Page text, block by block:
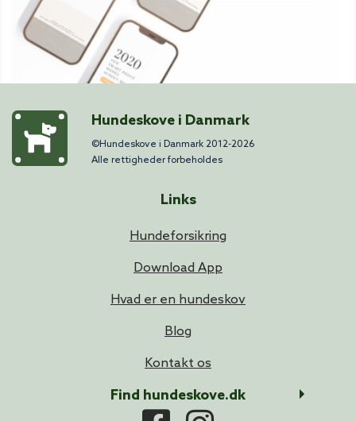
Hundeskove i Danmark
©Hundeskove i Danmark 2012-2026
Alle rettigheder forbeholdes
Links
Hundeforsikring
Download App
Hvad er en hundeskov
Blog
Kontakt os
Find hundeskove.dk